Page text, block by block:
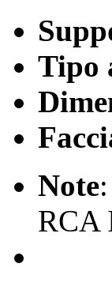
Tipo
Note
RCA